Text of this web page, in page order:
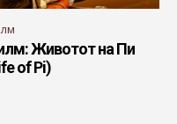
Животот на Пи
of Pi)